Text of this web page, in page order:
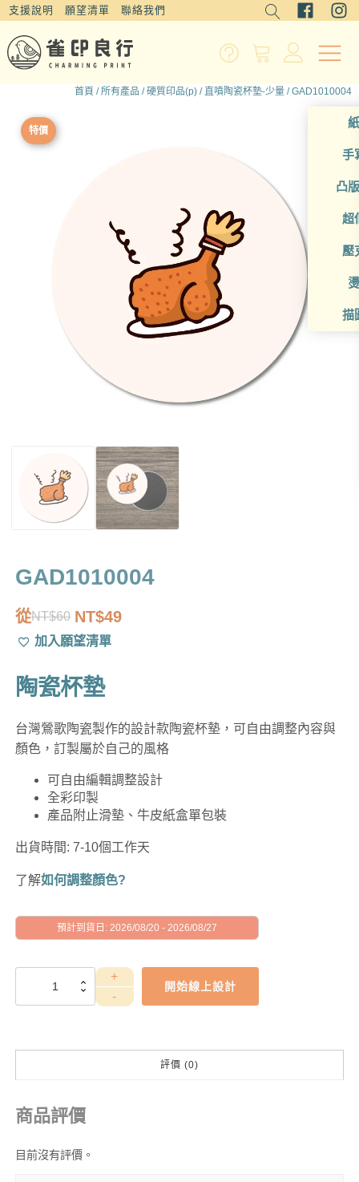
支援說明 願望清單 聯絡我們
手
凸
超
壓
描
首頁 /所有產品 /硬質印品(p) / 直噴陶瓷杯墊-少量 / GAD1010004
特價
GAD1010004
從NT$60
原
始
價
格：
NT$49
目
前
價
格：
加入願望清單
陶瓷杯墊
台灣鶯歌陶瓷製作的設計款陶瓷杯墊，可自由調整內容與
顏色，訂製屬於自己的風格
可自由編輯調整設計
全彩印製
產品附止滑墊、牛皮紙盒單包裝
出貨時間: 7-10個工作天
了解如何調整顏色?
預計到貨日: 2026/08/20 - 2026/08/27
GAD1010004
開始線上設計
評價 (0)
商品評價
目前沒有評價。